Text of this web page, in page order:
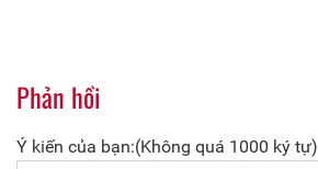
Phản hồi
Ý kiến của bạn:(Không quá 1000 ký tự)